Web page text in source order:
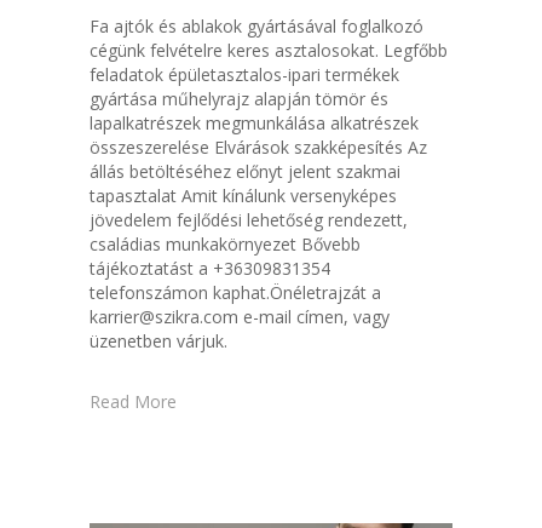
Fa ajtók és ablakok gyártásával foglalkozó
cégünk felvételre keres asztalosokat. Legfőbb
feladatok épületasztalos-ipari termékek
gyártása műhelyrajz alapján tömör és
lapalkatrészek megmunkálása alkatrészek
összeszerelése Elvárások szakképesítés Az
állás betöltéséhez előnyt jelent szakmai
tapasztalat Amit kínálunk versenyképes
jövedelem fejlődési lehetőség rendezett,
családias munkakörnyezet Bővebb
tájékoztatást a +36309831354
telefonszámon kaphat.Önéletrajzát a
karrier@szikra.com e-mail címen, vagy
üzenetben várjuk.
Read More